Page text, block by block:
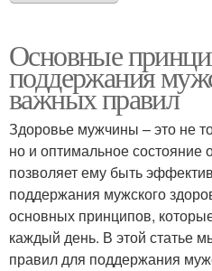
Основные
поддержания
важных правил
Здоровье мужчины – это не
но и оптимальное состояние
позволяет ему быть
поддержания мужского
основных принципов,
каждый день. В этой статье
правил для поддержания